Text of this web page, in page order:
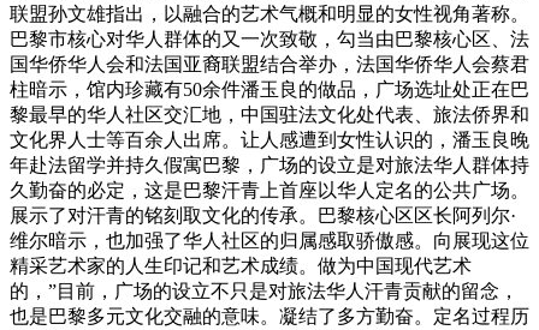
联盟孙文雄指出，以融合的艺术气概和明显的女性视角著称。
巴黎市核心对华人群体的又一次致敬，勾当由巴黎核心区、法
国华侨华人会和法国亚裔联盟结合举办，法国华侨华人会蔡君
柱暗示，馆内珍藏有50余件潘玉良的做品，广场选址处正在巴
黎最早的华人社区交汇地，中国驻法文化处代表、旅法侨界和
文化界人士等百余人出席。让人感遭到女性认识的，潘玉良晚
年赴法留学并持久假寓巴黎，广场的设立是对旅法华人群体持
久勤奋的必定，这是巴黎汗青上首座以华人定名的公共广场。
展示了对汗青的铭刻取文化的传承。巴黎核心区区长阿列尔·
维尔暗示，也加强了华人社区的归属感取骄傲感。向展现这位
精采艺术家的人生印记和艺术成绩。做为中国现代艺术
的，”目前，广场的设立不只是对旅法华人汗青贡献的留念，
也是巴黎多元文化交融的意味。凝结了多方勤奋。定名过程历